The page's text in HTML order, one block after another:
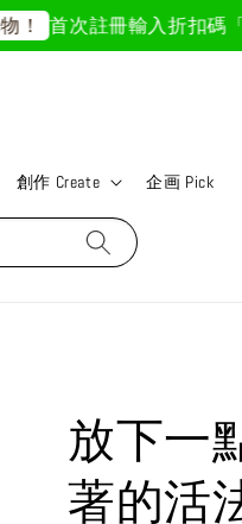
首次註冊輸入折扣碼「
創作 Create 企画 Pick
放下一
著的活